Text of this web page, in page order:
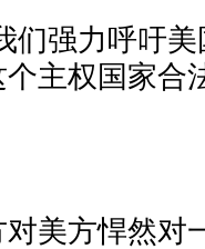
们强力呼吁
主权国家合
美方悍然对